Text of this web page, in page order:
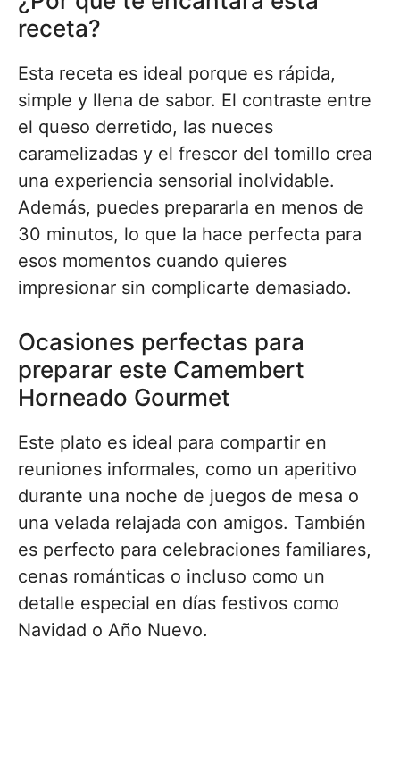
receta?
Esta receta es ideal porque es rápida,
simple y llena de sabor. El contraste entre
el queso derretido, las nueces
caramelizadas y el frescor del tomillo crea
una experiencia sensorial inolvidable.
Además, puedes prepararla en menos de
30 minutos, lo que la hace perfecta para
esos momentos cuando quieres
impresionar sin complicarte demasiado.
Ocasiones perfectas para
preparar este Camembert
Horneado Gourmet
Este plato es ideal para compartir en
reuniones informales, como un aperitivo
durante una noche de juegos de mesa o
una velada relajada con amigos. También
es perfecto para celebraciones familiares,
cenas románticas o incluso como un
detalle especial en días festivos como
Navidad o Año Nuevo.